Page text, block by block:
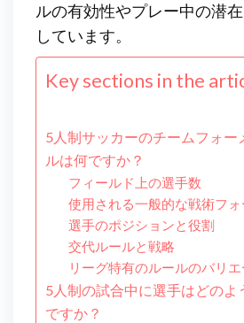
ルの有効性やプレー中の潜
しています。
Key sections in the
5人制サッカーのチームフォー
ルは何ですか？
フィールド上の選手数
使用される一般的な戦術フ
選手のポジションと役割
交代ルールと戦略
リーグ特有のルールのバリ
5人制の試合中に選手はどのよ
ですか？